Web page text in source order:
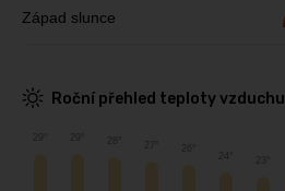
Západ slunce
Roční přehled teploty vzduchu